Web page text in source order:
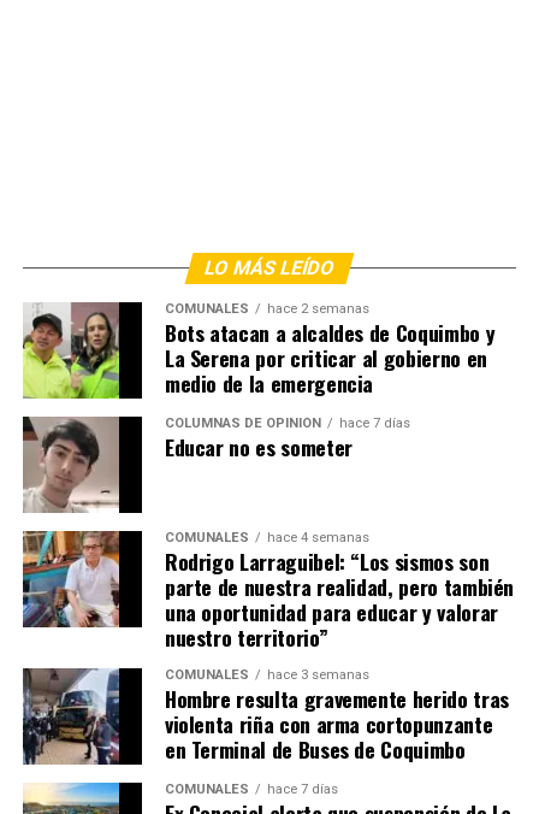
LO MÁS LEÍDO
COMUNALES hace 2 semanas
Bots atacan a alcaldes de Coquimbo y
La Serena por criticar al gobierno en
medio de la emergencia
COLUMNAS DE OPINIÓN hace 7 días
Educar no es someter
COMUNALES hace 4 semanas
Rodrigo Larraguibel: “Los sismos son
parte de nuestra realidad, pero también
una oportunidad para educar y valorar
nuestro territorio”
COMUNALES hace 3 semanas
Hombre resulta gravemente herido tras
violenta riña con arma cortopunzante
en Terminal de Buses de Coquimbo
COMUNALES hace 7 días